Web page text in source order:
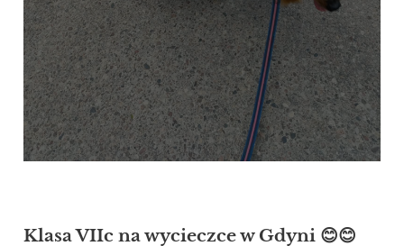
Klasa VIIc na wycieczce w Gdyni 😊😊